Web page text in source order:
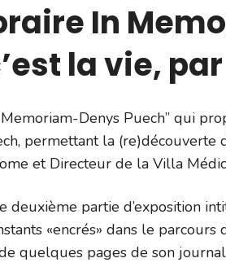
In
la vie,
Denys Puech” qui
permettant la
et Directeur de la Villa
partie d’exposition
«encrés» dans le parcours
quelques pages de son